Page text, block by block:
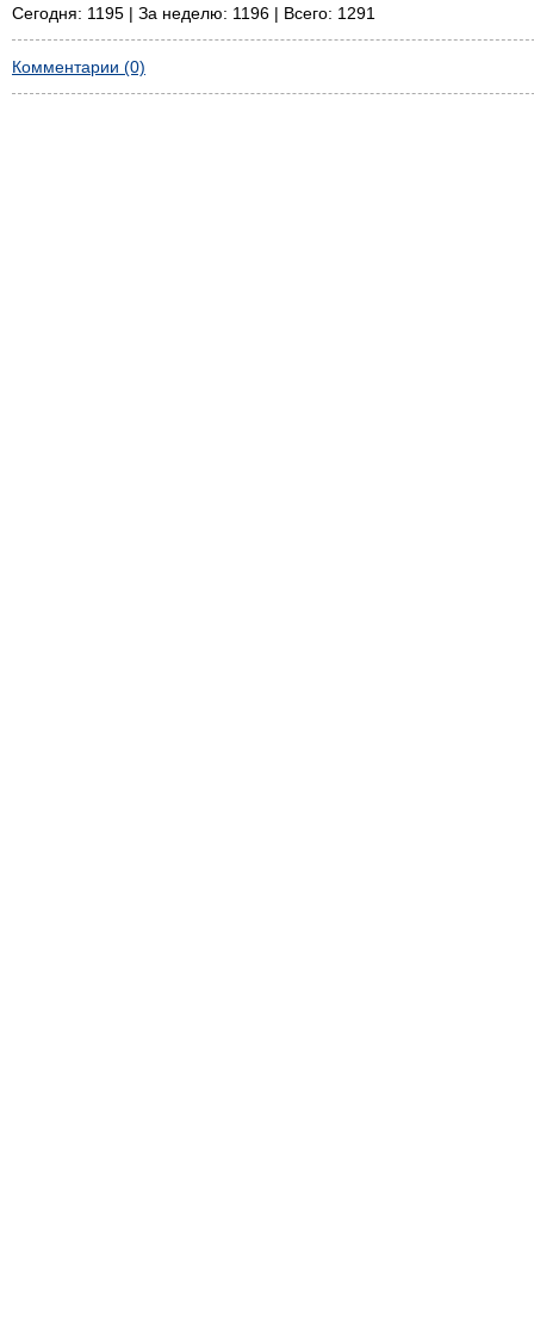
Сегодня: 1195 | За неделю: 1196 | Всего: 1291
Комментарии (0)